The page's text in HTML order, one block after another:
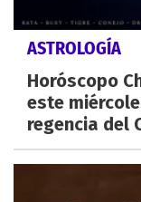
ASTROLOGÍA
Horóscopo
este
regencia del